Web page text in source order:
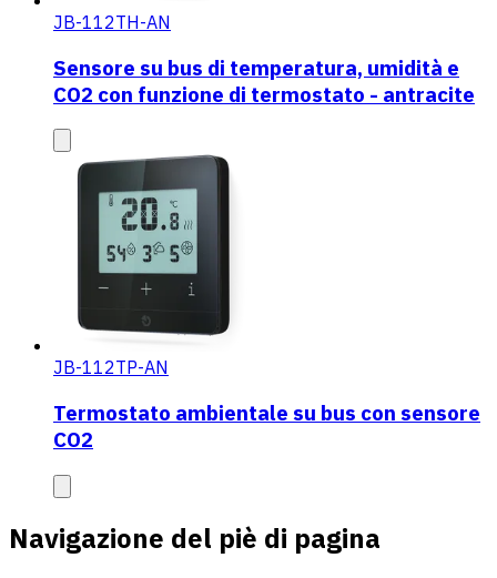
JB-112TH-AN
Sensore su bus di temperatura, umidità e
CO2 con funzione di termostato - antracite
JB-112TP-AN
Termostato ambientale su bus con sensore
CO2
Navigazione del piè di pagina